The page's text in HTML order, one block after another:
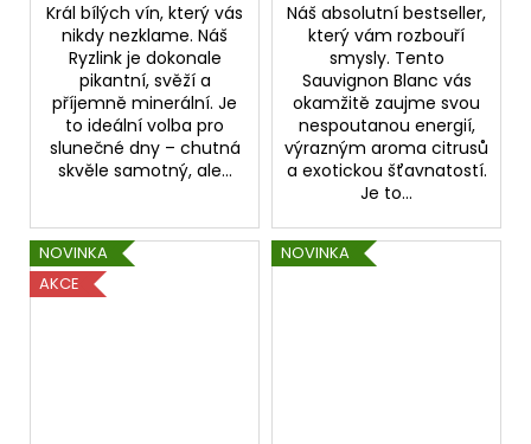
Král bílých vín, který vás
nikdy nezklame. Náš
Ryzlink je dokonale
pikantní, svěží a
příjemně minerální. Je
to ideální volba pro
slunečné dny – chutná
skvěle samotný, ale...
Náš absolutní bestseller,
který vám rozbouří
smysly. Tento
Sauvignon Blanc vás
okamžitě zaujme svou
nespoutanou energií,
výrazným aroma citrusů
a exotickou šťavnatostí.
Je to...
NOVINKA
AKCE
NOVINKA